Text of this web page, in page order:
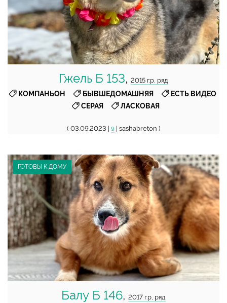
Гжель Б 153, 2015 г.р, ряд
КОМПАНЬОН
БЫВШЕДОМАШНЯЯ, ЕСТЬ ВИДЕО,
СЕРАЯ, ЛАСКОВАЯ
( 03.09.2023 | 9 | sashabreton )
ГОТОВЫ К ДОМУ
Балу Б 146, 2017 г.р, ряд